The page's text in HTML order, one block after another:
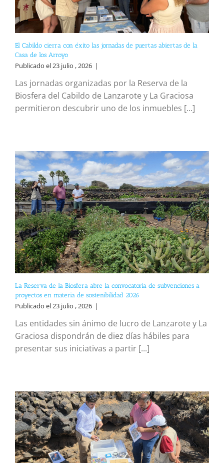
El Cabildo cierra con éxito las jornadas de puertas abiertas de la
Casa de los Arroyo
Publicado el 23 julio , 2026 |
Las jornadas organizadas por la Reserva de la
Biosfera del Cabildo de Lanzarote y La Graciosa
permitieron descubrir uno de los inmuebles [...]
La Reserva de la Biosfera abre la convocatoria de subvenciones a
proyectos en materia de sostenibilidad 2026
Publicado el 23 julio , 2026 |
Las entidades sin ánimo de lucro de Lanzarote y La
Graciosa dispondrán de diez días hábiles para
presentar sus iniciativas a partir [...]